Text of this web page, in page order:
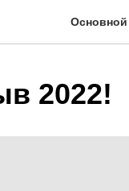
Основной
2022!